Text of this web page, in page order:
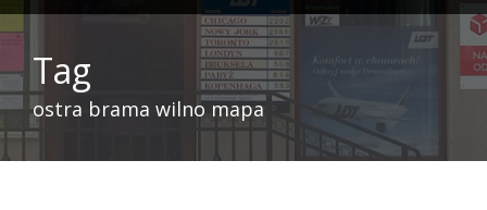
Tag
ostra brama wilno mapa